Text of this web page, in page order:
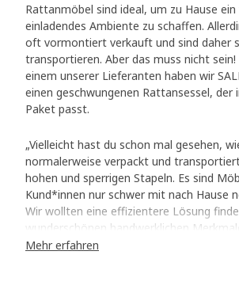
Rattanmöbel sind ideal, um zu Hause
einladendes Ambiente zu schaffen.
oft vormontiert verkauft und sind daher
transportieren. Aber das muss nicht
einem unserer Lieferanten haben wir
einen geschwungenen Rattansessel, der
Paket passt.
„Vielleicht hast du schon mal gesehen,
normalerweise verpackt und
hohen und sperrigen Stapeln. Es sind
Kund*innen nur schwer mit nach Hause
Wir wollten eine effizientere Lösung
wunderschönen handwerklichen
die für traditionelle Rattanmöbel
Mehr erfahren